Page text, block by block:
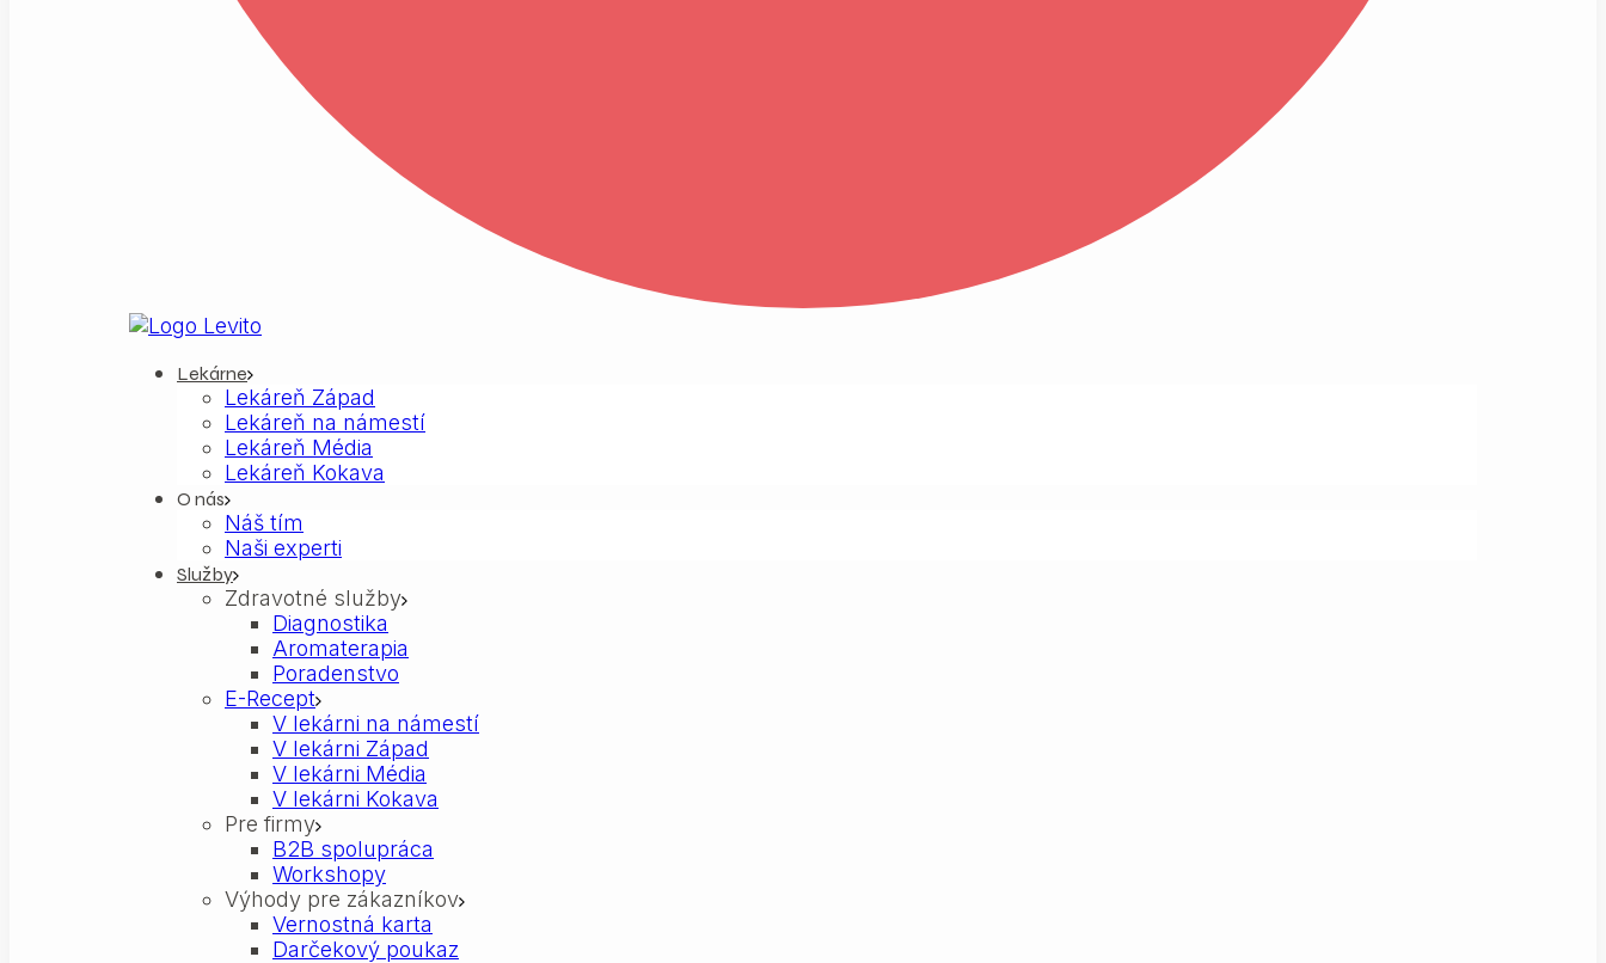
Lekárne
Lekáreň Západ
Lekáreň na námestí
Lekáreň Média
Lekáreň Kokava
O nás
Náš tím
Naši experti
Služby
Zdravotné služby
Diagnostika
Aromaterapia
Poradenstvo
E-Recept
V lekárni na námestí
V lekárni Západ
V lekárni Média
V lekárni Kokava
Pre firmy
B2B spolupráca
Workshopy
Výhody pre zákazníkov
Vernostná karta
Darčekový poukaz